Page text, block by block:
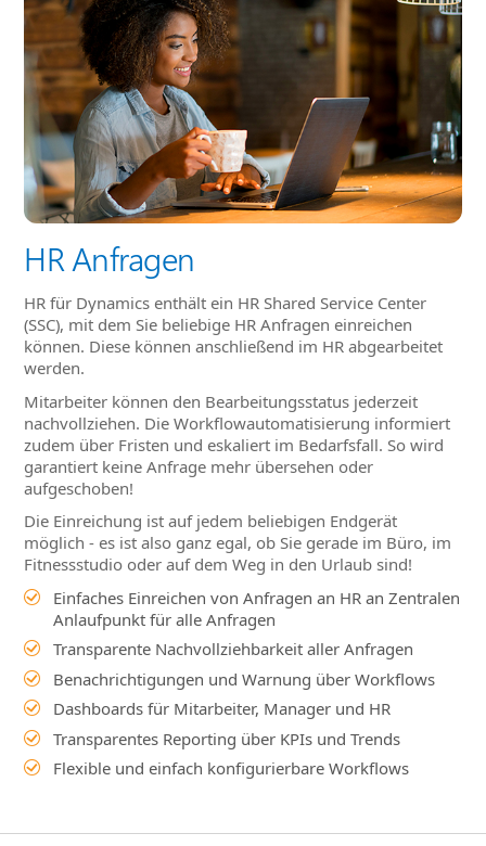
HR Anfragen
HR für Dynamics enthält ein HR Shared Service Center
(SSC), mit dem Sie beliebige HR Anfragen einreichen
können. Diese können anschließend im HR abgearbeitet
werden.
Mitarbeiter können den Bearbeitungsstatus jederzeit
nachvollziehen. Die Workflowautomatisierung informiert
zudem über Fristen und eskaliert im Bedarfsfall. So wird
garantiert keine Anfrage mehr übersehen oder
aufgeschoben!
Die Einreichung ist auf jedem beliebigen Endgerät
möglich - es ist also ganz egal, ob Sie gerade im Büro, im
Fitnessstudio oder auf dem Weg in den Urlaub sind!
Einfaches Einreichen von Anfragen an HR an Zentralen
Anlaufpunkt für alle Anfragen
Transparente Nachvollziehbarkeit aller Anfragen
Benachrichtigungen und Warnung über Workflows
Dashboards für Mitarbeiter, Manager und HR
Transparentes Reporting über KPIs und Trends
Flexible und einfach konfigurierbare Workflows